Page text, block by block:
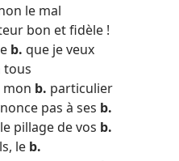
le mal
bon et fidèle !
b. que je veux
tous
mon b. particulier
pas à ses b.
pillage de vos b.
le b.